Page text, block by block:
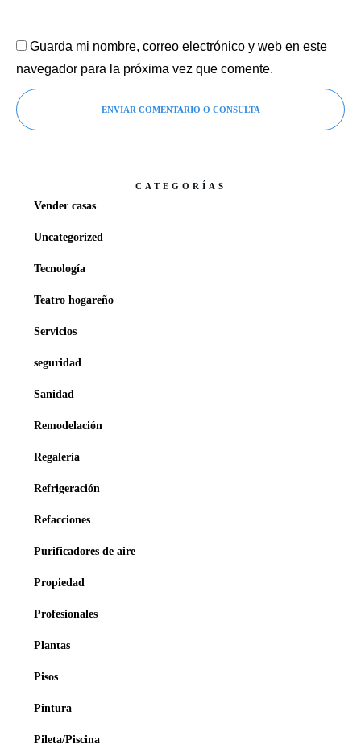
Guarda mi nombre, correo electrónico y web en este
navegador para la próxima vez que comente.
ENVIAR COMENTARIO O CONSULTA
CATEGORÍAS
Vender casas
Uncategorized
Tecnología
Teatro hogareño
Servicios
seguridad
Sanidad
Remodelación
Regalería
Refrigeración
Refacciones
Purificadores de aire
Propiedad
Profesionales
Plantas
Pisos
Pintura
Pileta/Piscina